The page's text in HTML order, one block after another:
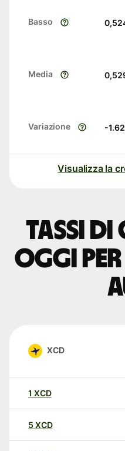
Basso
Media
Variazione -1.62
Visualizza la
Tassi di
oggi per
XCD
1 XCD
5 XCD